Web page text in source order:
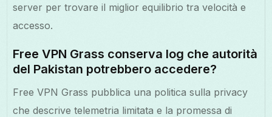
server per trovare il miglior equilibrio tra velocità e
accesso.
Free VPN Grass conserva log che autorità
del Pakistan potrebbero accedere?
Free VPN Grass pubblica una politica sulla privacy
che descrive telemetria limitata e la promessa di